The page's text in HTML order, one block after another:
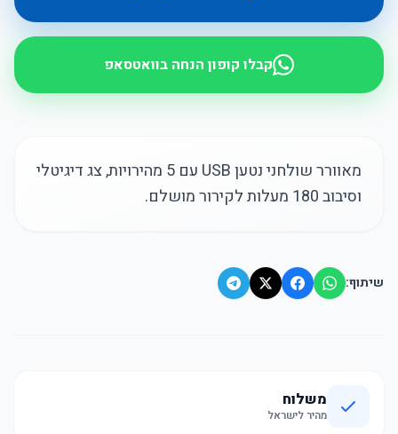
קבלו קופון הנחה בוואטסאפ
מאוורר שולחני נטען USB עם 5 מהירויות, צג דיגיטלי
וסיבוב 180 מעלות לקירור מושלם.
שיתוף:
משלוח
מהיר לישראל